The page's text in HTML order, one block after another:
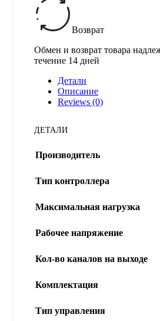
Возврат
Обмен и возврат товара
течение 14 дней
Детали
Описание
Reviews (0)
ДЕТАЛИ
Производитель
Тип контроллера
Максимальная нагрузка
Рабочее напряжение
Кол-во каналов на выходе
Комплектация
Тип управления